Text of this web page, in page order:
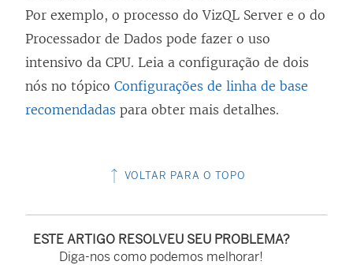
Por exemplo, o processo do VizQL Server e o do
Processador de Dados pode fazer o uso
intensivo da CPU. Leia a configuração de dois
nós no tópico Configurações de linha de base
recomendadas para obter mais detalhes.
VOLTAR PARA O TOPO
ESTE ARTIGO RESOLVEU SEU PROBLEMA?
Diga-nos como podemos melhorar!